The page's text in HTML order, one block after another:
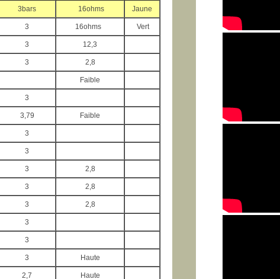
3bars 16ohms Jaune
3 16ohms Vert
3 12,3
3 2,8
Faible
3
3,79 Faible
3
3
3 2,8
3 2,8
3 2,8
3
3
3 Haute
2,7 Haute